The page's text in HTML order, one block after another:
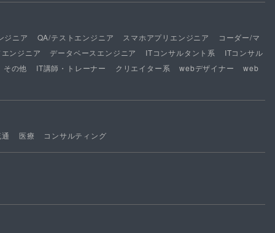
ジニア QA/テストエンジニア スマホアプリエンジニア
コーダー/マ
ンジニア
データベースエンジニア ITコンサルタント系
ITコンサル
その他
IT講師・トレーナー クリエイター系 webデザイナー web
医療 コンサルティング